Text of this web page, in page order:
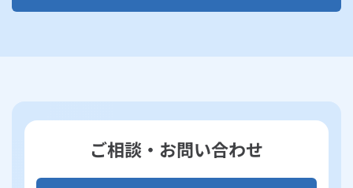
ご相談・お問い合わせ